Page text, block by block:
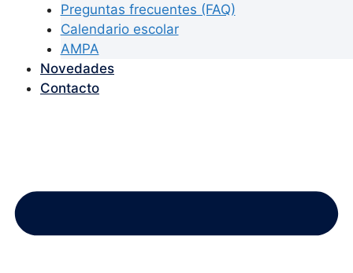
Preguntas frecuentes (FAQ)
Calendario escolar
AMPA
Novedades
Contacto